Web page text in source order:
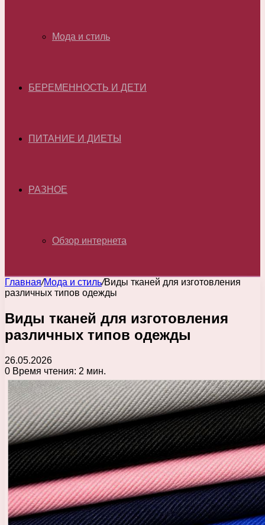
Мода и стиль
БЕРЕМЕННОСТЬ И ДЕТИ
ПИТАНИЕ И ДИЕТЫ
РАЗНОЕ
Обзор интернета
Главная/Мода и стиль/Виды тканей для изготовления
различных типов одежды
Виды тканей для изготовления
различных типов одежды
26.05.2026
0 Время чтения: 2 мин.